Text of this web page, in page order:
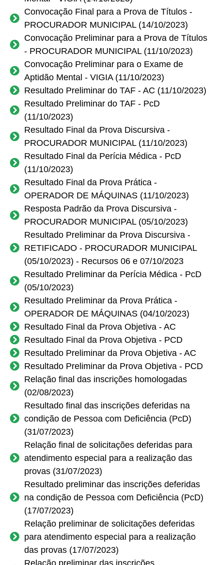
Convocação Final para a Prova de Títulos -
PROCURADOR MUNICIPAL (14/10/2023)
Convocação Preliminar para a Prova de Títulos
- PROCURADOR MUNICIPAL (11/10/2023)
Convocação Preliminar para o Exame de
Aptidão Mental - VIGIA (11/10/2023)
Resultado Preliminar do TAF - AC (11/10/2023)
Resultado Preliminar do TAF - PcD
(11/10/2023)
Resultado Final da Prova Discursiva -
PROCURADOR MUNICIPAL (11/10/2023)
Resultado Final da Perícia Médica - PcD
(11/10/2023)
Resultado Final da Prova Prática -
OPERADOR DE MÁQUINAS (11/10/2023)
Resposta Padrão da Prova Discursiva -
PROCURADOR MUNICIPAL (05/10/2023)
Resultado Preliminar da Prova Discursiva -
RETIFICADO - PROCURADOR MUNICIPAL
(05/10/2023) - Recursos 06 e 07/10/2023
Resultado Preliminar da Perícia Médica - PcD
(05/10/2023)
Resultado Preliminar da Prova Prática -
OPERADOR DE MÁQUINAS (04/10/2023)
Resultado Final da Prova Objetiva - AC
Resultado Final da Prova Objetiva - PCD
Resultado Preliminar da Prova Objetiva - AC
Resultado Preliminar da Prova Objetiva - PCD
Relação final das inscrições homologadas
(02/08/2023)
Resultado final das inscrições deferidas na
condição de Pessoa com Deficiência (PcD)
(31/07/2023)
Relação final de solicitações deferidas para
atendimento especial para a realização das
provas (31/07/2023)
Resultado preliminar das inscrições deferidas
na condição de Pessoa com Deficiência (PcD)
(17/07/2023)
Relação preliminar de solicitações deferidas
para atendimento especial para a realização
das provas (17/07/2023)
Relação preliminar das inscrições